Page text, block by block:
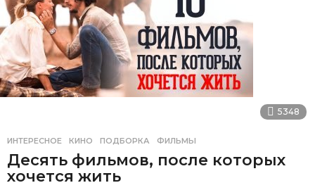
5348
ИНТЕРЕСНОЕ КИНО ,ПОДБОРКА ,ФИЛЬМЫ
Десять фильмов, после которых
хочется жить